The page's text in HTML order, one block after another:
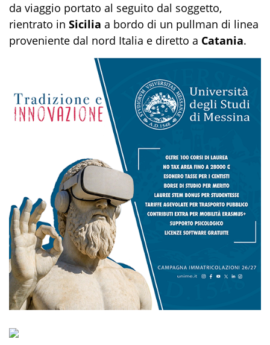
da viaggio portato al seguito dal soggetto,
rientrato in Sicilia a bordo di un pullman di linea
proveniente dal nord Italia e diretto a Catania.